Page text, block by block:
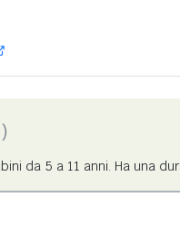
da 5 a 11 anni. Ha una